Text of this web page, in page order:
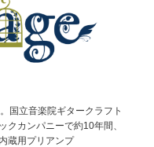
国立音楽院ギタークラフト
クカンパニーで約10年間、
蔵用プリアンプ